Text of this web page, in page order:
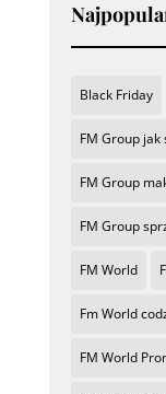
Black Friday
FM Group jak
FM Group
FM Group
FM World
Fm World
FM World